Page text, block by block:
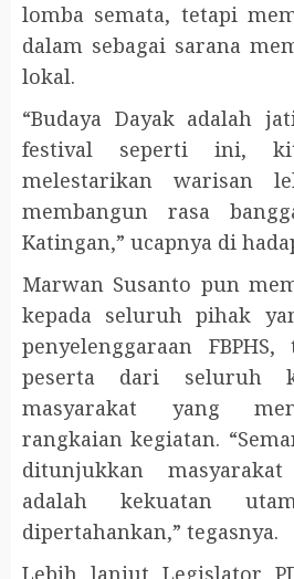
lomba semata, tetapi
dalam sebagai sarana
lokal.
“Budaya Dayak adalah
festival seperti ini,
melestarikan warisan
membangun rasa
Katingan,” ucapnya di
Marwan Susanto pun
kepada seluruh pihak
penyelenggaraan
peserta dari seluruh
masyarakat yang
rangkaian kegiatan.
ditunjukkan
adalah kekuatan
dipertahankan,” tegasnya.